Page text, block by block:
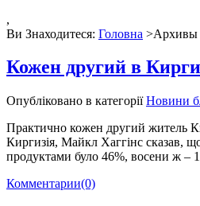
,
Ви Знаходитеся: Головна >Архивы
Кожен другий в
Опубліковано в категоріїНовини
Практично кожен другий житель
Киргизія, Майкл Хаггінс сказав,
продуктами було 46%, восени ж –
Комментарии(0)